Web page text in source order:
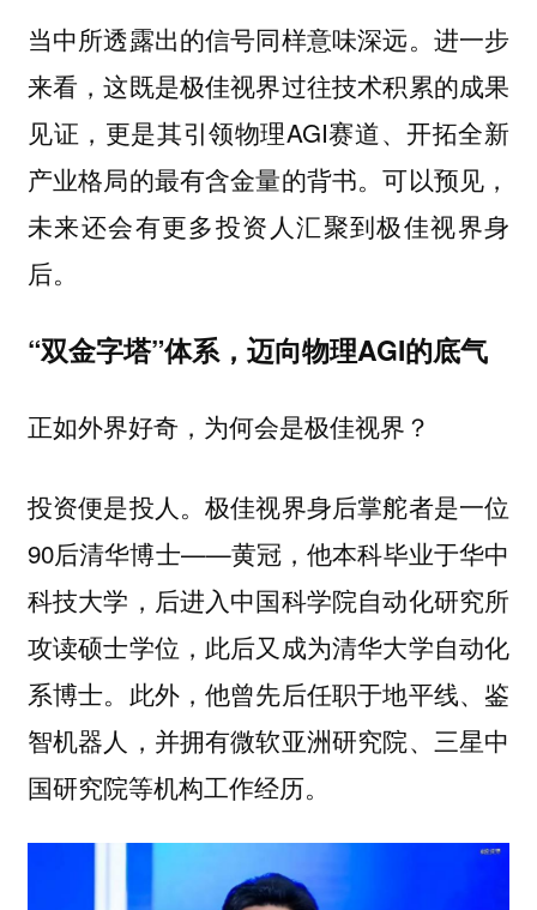
当中所透露出的信号同样意味深远。进一步
来看，这既是极佳视界过往技术积累的成果
见证，更是其引领物理AGI赛道、开拓全新
产业格局的最有含金量的背书。可以预见，
未来还会有更多投资人汇聚到极佳视界身
后。
“双金字塔”体系，迈向物理AGI的底气
正如外界好奇，为何会是极佳视界？
投资便是投人。极佳视界身后掌舵者是一位
90后清华博士——黄冠，他本科毕业于华中
科技大学，后进入中国科学院自动化研究所
攻读硕士学位，此后又成为清华大学自动化
系博士。此外，他曾先后任职于地平线、鉴
智机器人，并拥有微软亚洲研究院、三星中
国研究院等机构工作经历。